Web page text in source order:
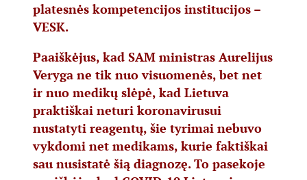
platesnės kompetencijos institucijos –
VESK.
Paaiškėjus, kad SAM ministras Aurelijus
Veryga ne tik nuo visuomenės, bet net
ir nuo medikų slėpė, kad Lietuva
praktiškai neturi koronavirusui
nustatyti reagentų, šie tyrimai nebuvo
vykdomi net medikams, kurie faktiškai
sau nusistatė šią diagnozę. To pasekoje